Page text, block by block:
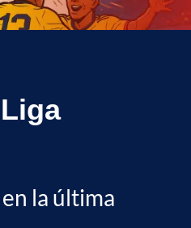
la última